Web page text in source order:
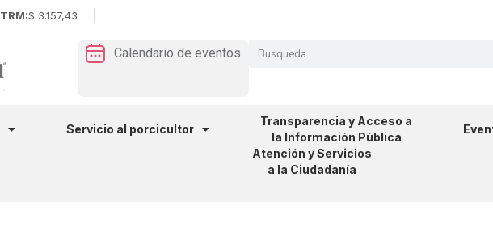
TRM:$ 3.157,43
Calendario de eventos
Servicio al porcicultor
Transparencia y Acceso a
la Información Pública
Atención y Servicios
a la Ciudadanía